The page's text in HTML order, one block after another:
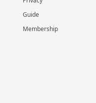
Guide
Membership